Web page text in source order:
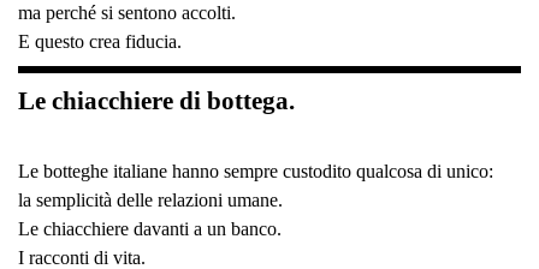
ma perché si sentono accolti.
E questo crea fiducia.
Le chiacchiere di bottega.
Le botteghe italiane hanno sempre custodito qualcosa di unico:
la semplicità delle relazioni umane.
Le chiacchiere davanti a un banco.
I racconti di vita.